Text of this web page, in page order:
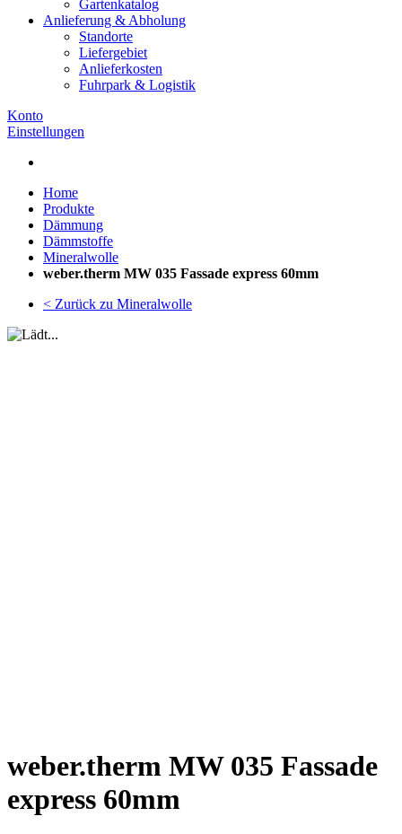
Gartenkatalog
Anlieferung & Abholung
Standorte
Liefergebiet
Anlieferkosten
Fuhrpark & Logistik
Konto
Einstellungen
Home
Produkte
Dämmung
Dämmstoffe
Mineralwolle
weber.therm MW 035 Fassade express 60mm
< Zurück zu Mineralwolle
weber.therm MW 035 Fassade
express 60mm